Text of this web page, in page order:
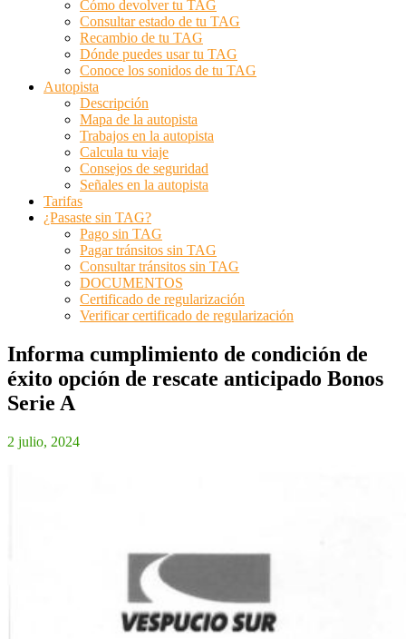
Cómo devolver tu TAG
Consultar estado de tu TAG
Recambio de tu TAG
Dónde puedes usar tu TAG
Conoce los sonidos de tu TAG
Autopista
Descripción
Mapa de la autopista
Trabajos en la autopista
Calcula tu viaje
Consejos de seguridad
Señales en la autopista
Tarifas
¿Pasaste sin TAG?
Pago sin TAG
Pagar tránsitos sin TAG
Consultar tránsitos sin TAG
DOCUMENTOS
Certificado de regularización
Verificar certificado de regularización
Informa cumplimiento de condición de
éxito opción de rescate anticipado Bonos
Serie A
2 julio, 2024